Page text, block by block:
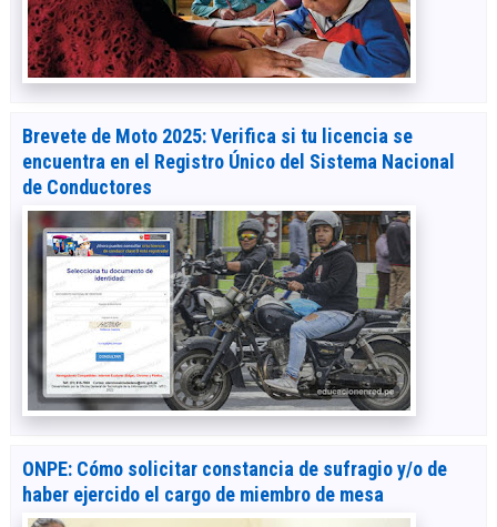
Brevete de Moto 2025: Verifica si tu licencia se
encuentra en el Registro Único del Sistema Nacional
de Conductores
ONPE: Cómo solicitar constancia de sufragio y/o de
haber ejercido el cargo de miembro de mesa